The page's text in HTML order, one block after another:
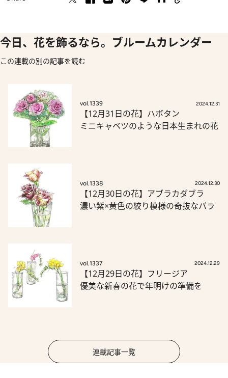
今日、花を飾るなら。ブルームカレンダー
この連載の別の記事を読む
vol.1339 2024.12.31
【12月31日の花】ハボタン
ミニキャベツのような日本生まれの花
vol.1338 2024.12.30
【12月30日の花】アブラカダブラ
濃い紫×黄色の絞り模様の奇抜なバラ
vol.1337 2024.12.29
【12月29日の花】フリージア
優美な新春の花で年明けの準備を
連載記事一覧